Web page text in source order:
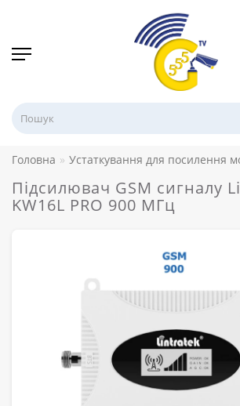
Головна Устаткування для посилення
Підсилювач GSM сигналу
KW16L PRO 900 МГц